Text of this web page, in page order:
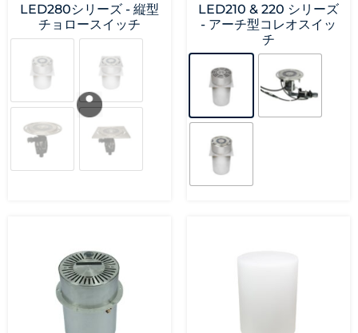
LED280シリーズ - 縦型
チョロースイッチ
LED210 & 220 シリーズ
- アーチ型コレオスイッ
チ